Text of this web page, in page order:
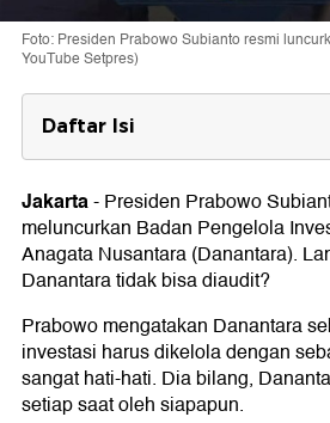
Foto: Presiden Prabowo Subianto resmi
YouTube Setpres)
Daftar Isi
Tujuan Danantara
Jakarta-Presiden Prabowo
meluncurkan Badan Pengelola
Anagata Nusantara (Danantara).
Danantara tidak bisa diaudit?
Prabowo mengatakan Danantara
investasi harus dikelola dengan
sangat hati-hati. Dia bilang,
setiap saat oleh siapapun.